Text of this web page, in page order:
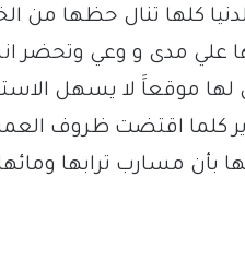
كلها تنال حظها من
علي مدى و وعي وتحضر
لها موقعاََ لا يسهل
كلما اقتضت ظروف
بأن مسارب ترابها ومائها